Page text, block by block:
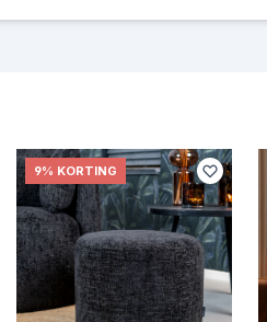
9% KORTING